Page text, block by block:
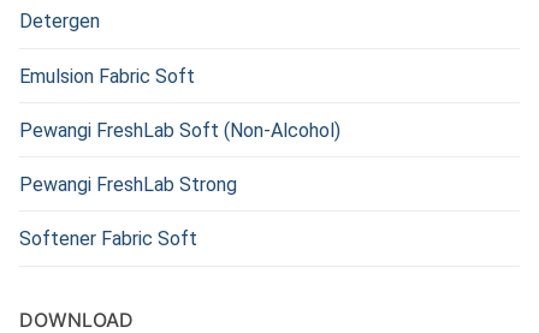
Detergen
Emulsion Fabric Soft
Pewangi FreshLab Soft (Non-Alcohol)
Pewangi FreshLab Strong
Softener Fabric Soft
DOWNLOAD